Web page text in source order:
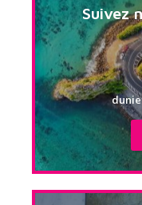
Suivez